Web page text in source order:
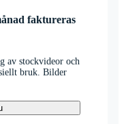
faktureras
av stockvideor och
bruk. Bilder